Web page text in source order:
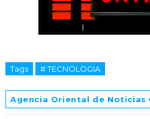
Tags # TECNOLOGIA
Agencia Oriental de Noticias